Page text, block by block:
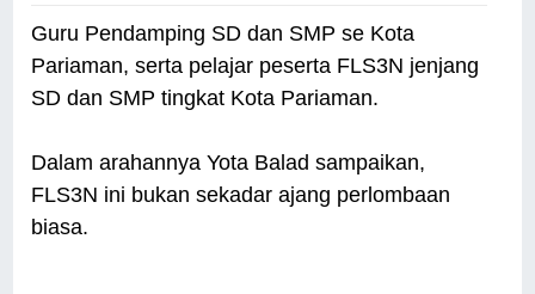
Guru Pendamping SD dan SMP se Kota
Pariaman, serta pelajar peserta FLS3N jenjang
SD dan SMP tingkat Kota Pariaman.
Dalam arahannya Yota Balad sampaikan,
FLS3N ini bukan sekadar ajang perlombaan
biasa.